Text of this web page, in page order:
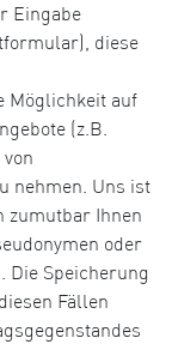
Eingabe
diese
Möglichkeit auf
(z.B.
nehmen. Uns ist
zumutbar Ihnen
oder
Die Speicherung
Fällen